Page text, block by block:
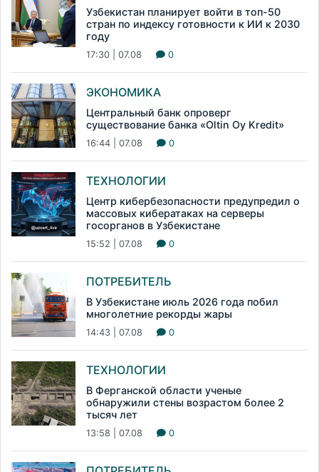
Узбекистан планирует войти в топ-50
стран по индексу готовности к ИИ к 2030
году
17:30 | 07.08 0
ЭКОНОМИКА
Центральный банк опроверг
существование банка «Oltin Oy Kredit»
16:44 | 07.08 0
ТЕХНОЛОГИИ
Центр кибербезопасности предупредил о
массовых кибератаках на серверы
госорганов в Узбекистане
15:52 | 07.08 0
ПОТРЕБИТЕЛЬ
В Узбекистане июль 2026 года побил
многолетние рекорды жары
14:43 | 07.08 0
ТЕХНОЛОГИИ
В Ферганской области ученые
обнаружили стены возрастом более 2
тысяч лет
13:58 | 07.08 0